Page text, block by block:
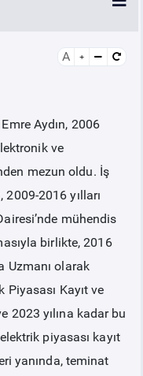
A
Aydın, 2006
ve
mezun oldu. İş
2009-2016 yılları
mühendis
birlikte, 2016
Uzmanı olarak
Piyasası Kayıt ve
2023 yılına kadar bu
piyasası kayıt
yanında, teminat